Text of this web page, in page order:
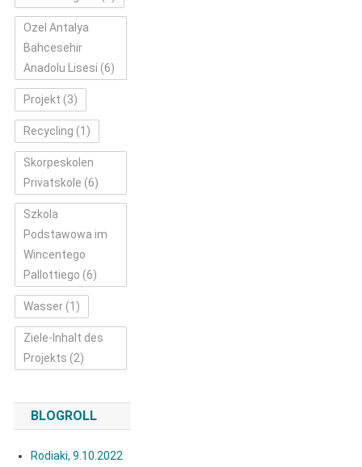
Ozel Antalya
Bahcesehir
Anadolu Lisesi (6)
Projekt (3)
Recycling (1)
Skorpeskolen
Privatskole (6)
Szkola
Podstawowa im
Wincentego
Pallottiego (6)
Wasser(1)
Ziele-Inhalt des
Projekts (2)
BLOGROLL
Rodiaki, 9.10.2022